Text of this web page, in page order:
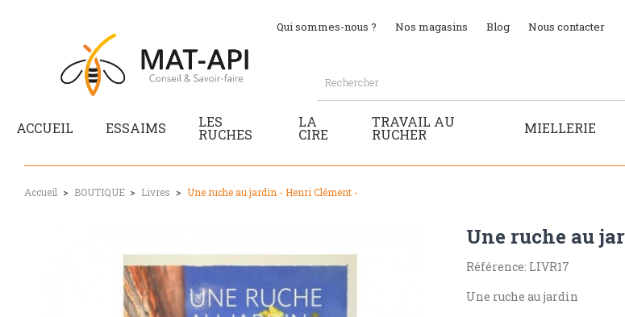
Qui sommes-nous ? Nos magasins Blog Nous contacter
ACCUEIL ESSAIMS LES
RUCHES
LA
CIRE
TRAVAIL AU
RUCHER MIELLERIE
Accueil BOUTIQUE Livres Une ruche au jardin - Henri Clément -
Une ruche au
Référence: LIVR17
Une ruche au jardin